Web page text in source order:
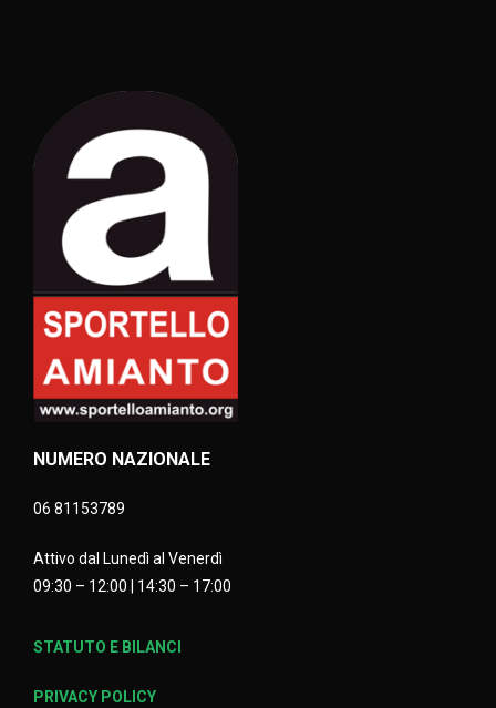
NUMERO NAZIONALE
06 81153789
Attivo dal Lunedì al Venerdì
09:30 – 12:00 | 14:30 – 17:00
STATUTO E BILANCI
PRIVACY POLICY